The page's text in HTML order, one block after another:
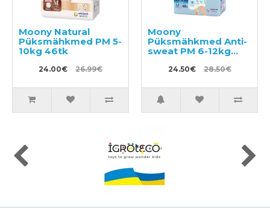
Moony Natural
Püksmähkmed PM 5-
10kg 46tk
24.00€ 26.99€
Moony
Püksmähkmed Anti-
sweat PM 6-12kg
24.50€ 28.50€